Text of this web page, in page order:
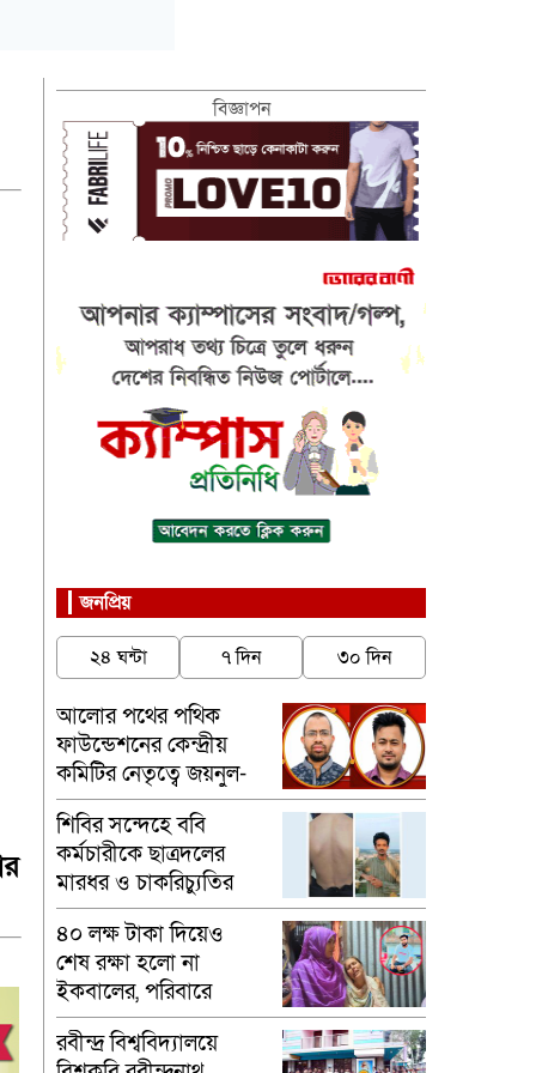
বিজ্ঞাপন
জনপ্রিয়
২৪ ঘন্টা ৭ দিন ৩০ দিন
আলোর পথের পথিক
ফাউন্ডেশনের কেন্দ্রীয়
কমিটির নেতৃত্বে জয়নুল-
মাসুম
শিবির সন্দেহে ববি
কর্মচারীকে ছাত্রদলের
মারধর ও চাকরিচ্যুতির
অভিযোগ
৪০ লক্ষ টাকা দিয়েও
শেষ রক্ষা হলো না
ইকবালের, পরিবারে
শোকের মাতম
রবীন্দ্র বিশ্ববিদ্যালয়ে